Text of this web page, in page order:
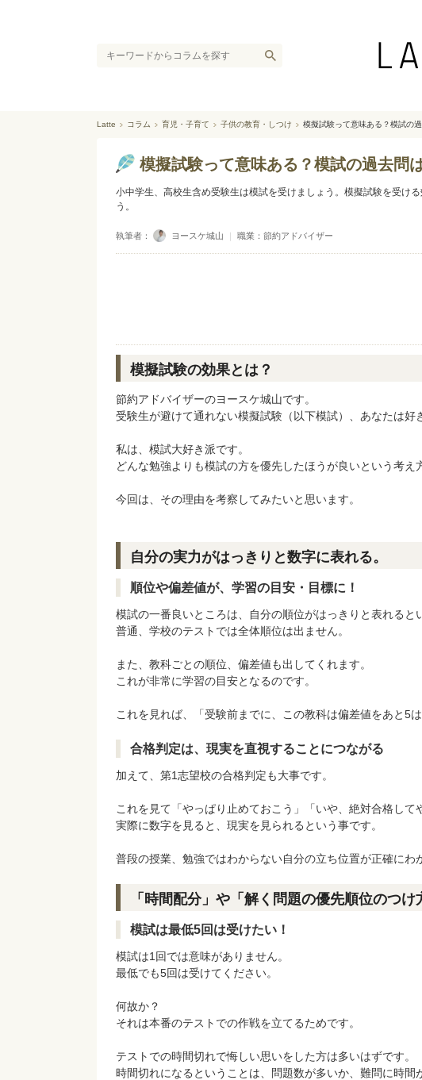
Latte コラム 育児・子育て 子供の教育・しつけ 模擬試験って意味ある？模試の
模擬試験って意味ある？模試の過去問
小中学生、高校生含め受験生は模試を受けましょう。模擬試験を受け
う。
執筆者： ヨースケ城山 ｜ 職業：節約アドバイザー
模擬試験の効果とは？
節約アドバイザーのヨースケ城山です。
受験生が避けて通れない模擬試験（以下模試）、あなたは好
私は、模試大好き派です。
どんな勉強よりも模試の方を優先したほうが良いという考え
今回は、その理由を考察してみたいと思います。
自分の実力がはっきりと数字に表れる。
順位や偏差値が、学習の目安・目標に！
模試の一番良いところは、自分の順位がはっきりと表れると
普通、学校のテストでは全体順位は出ません。
また、教科ごとの順位、偏差値も出してくれます。
これが非常に学習の目安となるのです。
これを見れば、「受験前までに、この教科は偏差値をあと5
合格判定は、現実を直視することにつながる
加えて、第1志望校の合格判定も大事です。
これを見て「やっぱり止めておこう」「いや、絶対合格して
実際に数字を見ると、現実を見られるという事です。
普段の授業、勉強ではわからない自分の立ち位置が正確にわ
「時間配分」や「解く問題の優先順位のつけ
模試は最低5回は受けたい！
模試は1回では意味がありません。
最低でも5回は受けてください。
何故か？
それは本番のテストでの作戦を立てるためです。
テストでの時間切れで悔しい思いをした方は多いはずです。
時間切れになるということは、問題数が多いか、難問に時間